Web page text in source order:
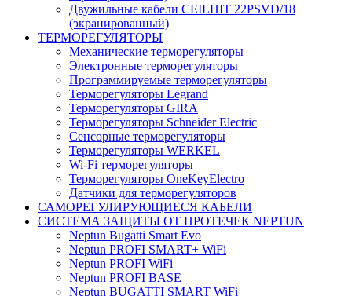
Двужильные кабели CEILHIT 22PSVD/18
(экранированный)
ТЕРМОРЕГУЛЯТОРЫ
Механические терморегуляторы
Электронные терморегуляторы
Программируемые терморегуляторы
Терморегуляторы Legrand
Терморегуляторы GIRA
Терморегуляторы Schneider Electric
Сенсорные терморегуляторы
Терморегуляторы WERKEL
Wi-Fi терморегуляторы
Терморегуляторы OneKeyElectro
Датчики для терморегуляторов
САМОРЕГУЛИРУЮЩИЕСЯ КАБЕЛИ
СИСТЕМА ЗАЩИТЫ ОТ ПРОТЕЧЕК NEPTUN
Neptun Bugatti Smart Evo
Neptun PROFI SMART+ WiFi
Neptun PROFI WiFi
Neptun PROFI BASE
Neptun BUGATTI SMART WiFi